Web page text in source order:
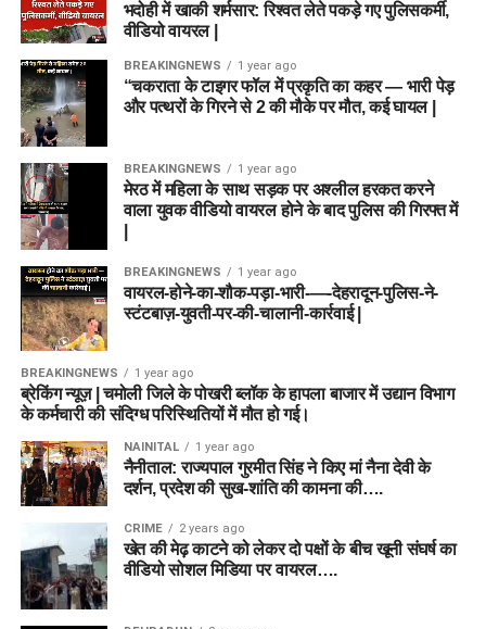
भदोही में खाकी शर्मसार: रिश्वत लेते पकड़े गए पुलिसकर्मी,
वीडियो वायरल |
BREAKINGNEWS 1 year ago
“चकराता के टाइगर फॉल में प्रकृति का कहर — भारी पेड़
और पत्थरों के गिरने से 2 की मौके पर मौत, कई घायल |
BREAKINGNEWS 1 year ago
मेरठ में महिला के साथ सड़क पर अश्लील हरकत करने
वाला युवक वीडियो वायरल होने के बाद पुलिस की गिरफ्त में
BREAKINGNEWS 1 year ago
वायरल-होने-का-शौक-पड़ा-भारी-—-देहरादून-पुलिस-ने-
स्टंटबाज़-युवती-पर-की-चालानी-कार्रवाई |
BREAKINGNEWS 1 year ago
ब्रेकिंग न्यूज़ | चमोली जिले के पोखरी ब्लॉक के हापला बाजार में उद्यान विभाग
के कर्मचारी की संदिग्ध परिस्थितियों में मौत हो गई।
NAINITAL 1 year ago
नैनीताल: राज्यपाल गुरमीत सिंह ने किए मां नैना देवी के
दर्शन, प्रदेश की सुख-शांति की कामना की….
CRIME 2 years ago
खेत की मेढ़ काटने को लेकर दो पक्षों के बीच खूनी संघर्ष का
वीडियो सोशल मिडिया पर वायरल….